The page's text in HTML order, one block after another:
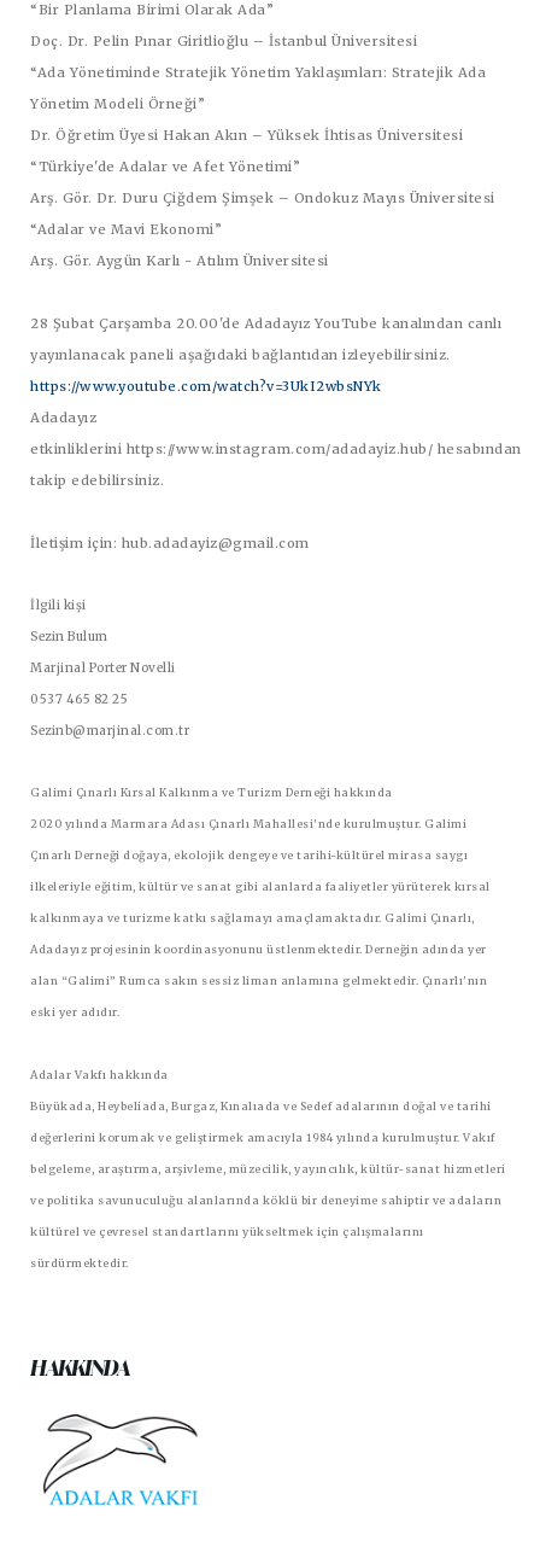
“Bir Planlama Birimi Olarak Ada”
Doç. Dr. Pelin Pınar Giritlioğlu – İstanbul Üniversitesi
“Ada Yönetiminde Stratejik Yönetim Yaklaşımları: Stratejik Ada
Yönetim Modeli Örneği”
Dr. Öğretim Üyesi Hakan Akın – Yüksek İhtisas Üniversitesi
“Türkiye'de Adalar ve Afet Yönetimi”
Arş. Gör. Dr. Duru Çiğdem Şimşek – Ondokuz Mayıs Üniversitesi
“Adalar ve Mavi Ekonomi”
Arş. Gör. Aygün Karlı - Atılım Üniversitesi
28 Şubat Çarşamba 20.00'de Adadayız YouTube kanalından canlı
yayınlanacak paneli aşağıdaki bağlantıdan izleyebilirsiniz.
https://www.youtube.com/watch?v=3UkI2wbsNYk
Adadayız
etkinliklerini https://www.instagram.com/adadayiz.hub/ hesabından
takip edebilirsiniz.
İletişim için: hub.adadayiz@gmail.com
İlgili kişi
Sezin Bulum
Marjinal Porter Novelli
0537 465 82 25
Sezinb@marjinal.com.tr
Galimi Çınarlı Kırsal Kalkınma ve Turizm Derneği hakkında
2020 yılında Marmara Adası Çınarlı Mahallesi'nde kurulmuştur. Galimi
Çınarlı Derneği doğaya, ekolojik dengeye ve tarihi-kültürel mirasa saygı
ilkeleriyle eğitim, kültür ve sanat gibi alanlarda faaliyetler yürüterek kırsal
kalkınmaya ve turizme katkı sağlamayı amaçlamaktadır. Galimi Çınarlı,
Adadayız projesinin koordinasyonunu üstlenmektedir. Derneğin adında yer
alan “Galimi” Rumca sakın sessiz liman anlamına gelmektedir. Çınarlı'nın
eski yer adıdır.
Adalar Vakfı hakkında
Büyükada, Heybeliada, Burgaz, Kınalıada ve Sedef adalarının doğal ve tarihi
değerlerini korumak ve geliştirmek amacıyla 1984 yılında kurulmuştur. Vakıf
belgeleme, araştırma, arşivleme, müzecilik, yayıncılık, kültür-sanat hizmetleri
ve politika savunuculuğu alanlarında köklü bir deneyime sahiptir ve adaların
kültürel ve çevresel standartlarını yükseltmek için çalışmalarını
sürdürmektedir.
HAKKINDA